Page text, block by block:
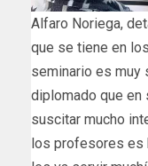
Alfaro Noriega,
que se tiene en
seminario es muy
diplomado que en
suscitar mucho
los profesores es